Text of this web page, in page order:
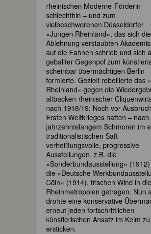
rheinischen Moderne-Förderin
schlechthin – und zum
vielbeschworenen Düsseldorfer
»Jungen Rheinland«, das sich die
Ablehnung verstaubten
auf die Fahnen schrieb und sich
geballter Gegenpol zum
scheinbar übermächtigen Berlin
formierte. Gezielt rebellierte das
Rheinland« gegen die
altbacken-rheinischer
nach 1918/19: Noch vor
Ersten Weltkrieges hatten – nach
jahrzehntelangem Schmoren im
traditionalistischen Saft –
verheißungsvolle, progressive
Ausstellungen, z.B. die
»Sonderbundausstellung«
die »Deutsche
Cöln« (1914), frischen Wind in die
Rheinmetropolen getragen. Nun
drohte eine konservative
erneut jeden fortschrittlichen
künstlerischen Ansatz im Keim zu
ersticken.